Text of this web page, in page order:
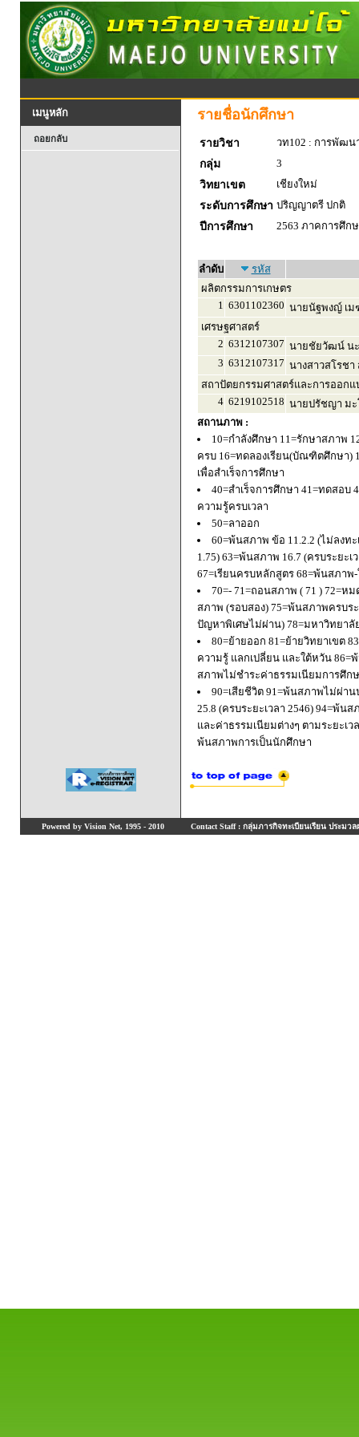
เมนูหลัก
ถอยกลับ
รายชื่อนักศึกษา
รายวิชา
วท102 : การพัฒน
กลุ่ม
3
วิทยาเขต
เชียงใหม่
ระดับการศึกษา ปริญญาตรี ปกติ
ปีการศึกษา
2563 ภาคการศึก
ลำดับ
รหัส
ผลิตกรรมการเกษตร
1 6301102360 นายนัฐพงญ์ เ
เศรษฐศาสตร์
2 6312107307 นายชัยวัฒน์ น
3 6312107317 นางสาวสโรชา
สถาปัตยกรรมศาสตร์และการออก
4 6219102518 นายปรัชญา ม
สถานภาพ :
10=กำลังศึกษา 11=รักษาสภาพ
ครบ 16=ทดลองเรียน(บัณฑิตศึกษา)
เพื่อสำเร็จการศึกษา
40=สำเร็จการศึกษา 41=ทดสอบ
ความรู้ครบเวลา
50=ลาออก
60=พ้นสภาพ ข้อ 11.2.2 (ไม่ลงท
1.75) 63=พ้นสภาพ 16.7 (ครบระยะ
67=เรียนครบหลักสูตร 68=พ้นสภา
70=- 71=ถอนสภาพ ( 71 ) 72=
สภาพ (รอบสอง) 75=พ้นสภาพครบ
ปัญหาพิเศษไม่ผ่าน) 78=มหาวิทยา
80=ย้ายออก 81=ย้ายวิทยาเขต
ความรู้ แลกเปลี่ยน และใต้หวัน
สภาพไม่ชำระค่าธรรมเนียมการศึก
90=เสียชีวิต 91=พ้นสภาพไม่ผ่า
25.8 (ครบระยะเวลา 2546) 94=พ้
และค่าธรรมเนียมต่างๆ ตามระยะเ
พ้นสภาพการเป็นนักศึกษา
Powered by Vision Net, 1995 - 2010 Contact Staff : กลุ่มภารกิจทะเบียนเรียน ประมวล